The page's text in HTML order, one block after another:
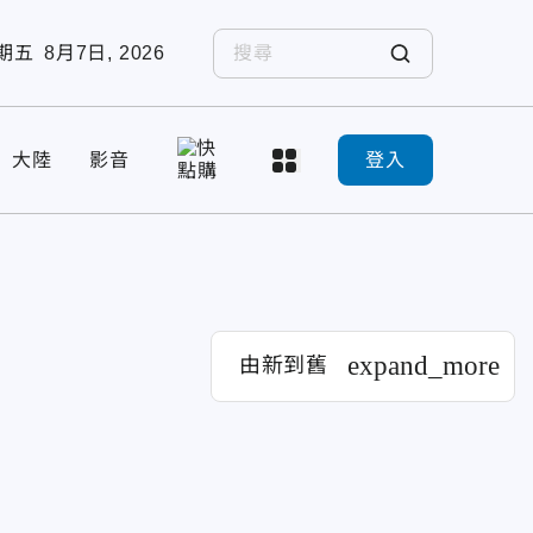
五 8月7日, 2026
大陸 影音 登入
由新到舊 expand_more